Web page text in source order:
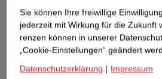
Sie können Ihre freiwillige
jederzeit mit Wirkung für die Zukunft
renzen können in unserer
„Cookie-Einstellungen“ geändert
Datenschutzerklärung | Impressum